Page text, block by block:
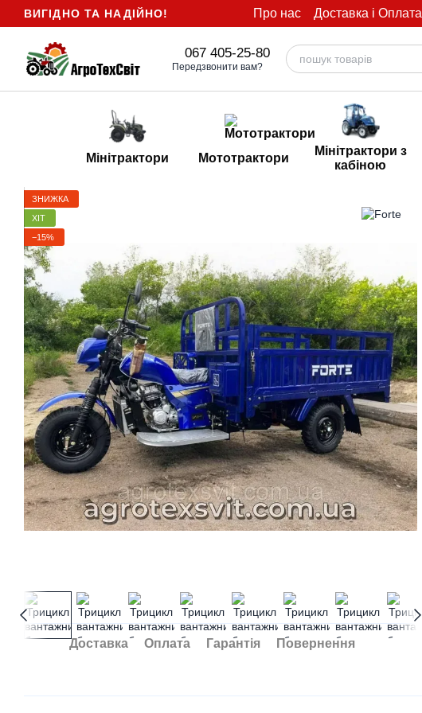
Перейти до основного контенту
ВИГІДНО ТА НАДІЙНО! Про нас Доставка і Оплата
067 405-25-80
Передзвонити вам?
Мінітрактори Мототрактори
Мінітрактори з
кабіною
ЗНИЖКА
ХІТ
−15%
Доставка Оплата Гарантія Повернення